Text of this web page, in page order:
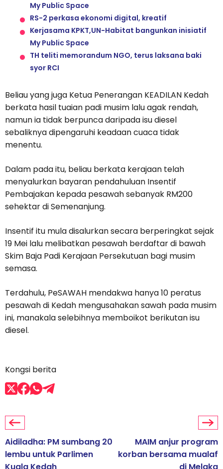
My Public Space
RS-2 perkasa ekonomi digital, kreatif
Kerjasama KPKT,UN-Habitat bangunkan inisiatif
My Public Space
TH teliti memorandum NGO, terus laksana baki
syor RCI
Beliau yang juga Ketua Penerangan KEADILAN Kedah
berkata hasil tuaian padi musim lalu agak rendah,
namun ia tidak berpunca daripada isu diesel
sebaliknya dipengaruhi keadaan cuaca tidak
menentu.
Dalam pada itu, beliau berkata kerajaan telah
menyalurkan bayaran pendahuluan Insentif
Pembajakan kepada pesawah sebanyak RM200
sehektar di Semenanjung.
Insentif itu mula disalurkan secara berperingkat sejak
19 Mei lalu melibatkan pesawah berdaftar di bawah
Skim Baja Padi Kerajaan Persekutuan bagi musim
semasa.
Terdahulu, PeSAWAH mendakwa hanya 10 peratus
pesawah di Kedah mengusahakan sawah pada musim
ini, manakala selebihnya memboikot berikutan isu
diesel.
Kongsi berita
Aidiladha: PM sumbang 20
lembu untuk Parlimen
MAIM anjur program
korban bersama mualaf